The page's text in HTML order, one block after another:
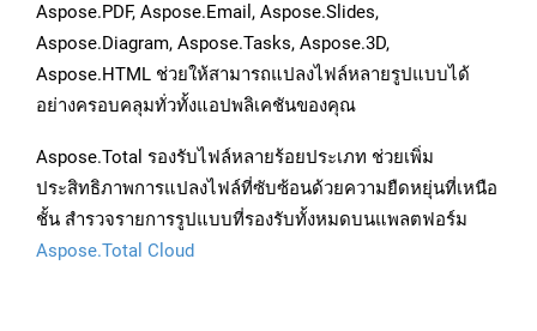
Aspose.PDF, Aspose.Email, Aspose.Slides,
Aspose.Diagram, Aspose.Tasks, Aspose.3D,
Aspose.HTML ช่วยให้สามารถแปลงไฟล์หลายรูปแบบได้
อย่างครอบคลุมทั่วทั้งแอปพลิเคชันของคุณ
Aspose.Total รองรับไฟล์หลายร้อยประเภท ช่วยเพิ่ม
ประสิทธิภาพการแปลงไฟล์ที่ซับซ้อนด้วยความยืดหยุ่นที่เหนือ
ชั้น สำรวจรายการรูปแบบที่รองรับทั้งหมดบนแพลตฟอร์ม
Aspose.Total Cloud